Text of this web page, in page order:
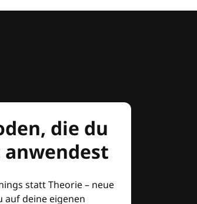
die du
statt Theorie – neue
auf deine eigenen